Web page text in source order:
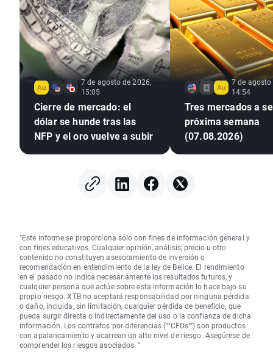
7 de agosto de 2026,
15:05
Cierre de mercado: el
dólar se hunde tras las
NFP y el oro vuelve a subir
7 de agosto
14:54
Tres mercados a
próxima semana
(07.08.2026)
"Este informe se proporciona sólo con fines de información general y
con fines educativos. Cualquier opinión, análisis, precio u otro
contenido no constituyen asesoramiento de inversión o
recomendación en entendimiento de la ley de Belice. El rendimiento
en el pasado no indica necesariamente los resultados futuros, y
cualquier persona que actúe sobre esta información lo hace bajo su
propio riesgo. XTB no aceptará responsabilidad por ninguna pérdida
o daño, incluida, sin limitación, cualquier pérdida de beneficio, que
pueda surgir directa o indirectamente del uso o la confianza de dicha
información. Los contratos por diferencias (""CFDs"") son productos
con apalancamiento y acarrean un alto nivel de riesgo. Asegúrese de
comprender los riesgos asociados. "